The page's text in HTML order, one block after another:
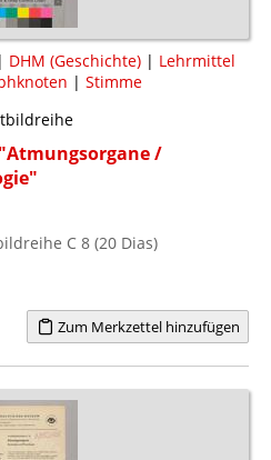
| DHM (Geschichte) | Lehrmittel
| Stimme
/
C 8 (20 Dias)
Zum Merkzettel hinzufügen